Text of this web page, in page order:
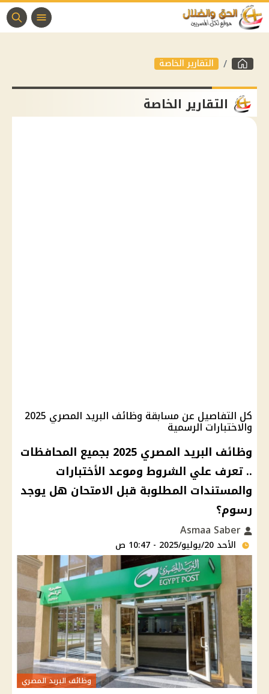
التقارير الخاصة
التقارير الخاصة
كل التفاصيل عن مسابقة وظائف البريد المصري 2025
والاختبارات الرسمية
وظائف البريد المصري 2025 بجميع المحافظات
.. تعرف علي الشروط وموعد الأختبارات
والمستندات المطلوبة قبل الامتحان هل يوجد
رسوم؟
الأحد 20/يوليو/2025 - 10:47 ص
وظائف البريد المصري